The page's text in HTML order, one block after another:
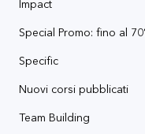
Impact
Special Promo: fino al
Specific
Nuovi corsi pubblicati
Team Building